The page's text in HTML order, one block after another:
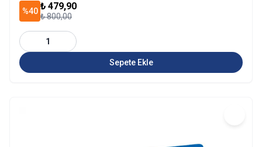
%40 ₺ 479,90
₺ 800,00
1
Sepete Ekle